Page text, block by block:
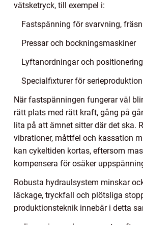
vätsketryck, till exempel i:
Fastspänning för svarvning,
Pressar och bockningsmaskiner
Lyftanordningar och
Specialfixturer för serieproduktion
När fastspänningen fungerar väl
rätt plats med rätt kraft, gång på
lita på att ämnet sitter där det ska.
vibrationer, måttfel och kassation
kan cykeltiden kortas, eftersom
kompensera för osäker
Robusta hydraulsystem minskar
läckage, tryckfall och plötsliga
produktionsteknik innebär i detta